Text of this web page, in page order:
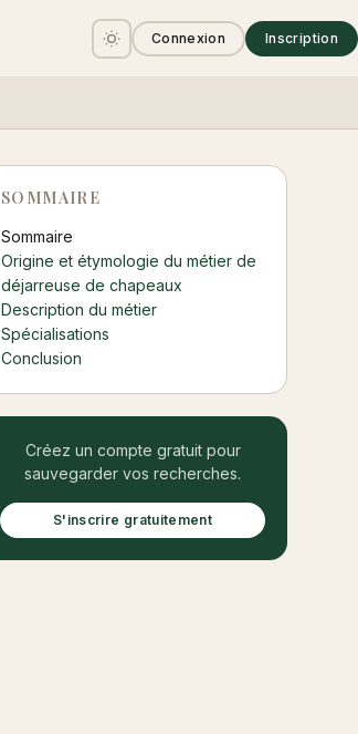
Connexion Inscription
SOMMAIRE
Sommaire
Origine et étymologie du métier de
déjarreuse de chapeaux
Description du métier
Spécialisations
Conclusion
Créez un compte gratuit pour
sauvegarder vos recherches.
S'inscrire gratuitement